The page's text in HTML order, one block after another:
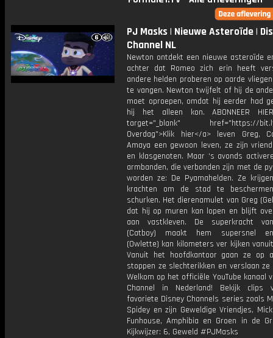
PJ Masks | Nieuwe Asteroïde |
Channel NL
Newton ontdekt een nieuwe asteroïde
achter dat Romeo zich erin heeft
andere helden proberen op aarde
te vangen. Newton twijfelt of hij de
moet oproepen, omdat hij eerder had
hij het alleen kon. ABONNEER
target="_blank" href="https://bit.ly/
Overdag">Klik hier</a> leven Greg,
Amaya een gewoon leven, ze zijn
en klasgenoten. Maar ‘s avonds
armbanden, die verbonden zijn met de
worden ze: De Pyamahelden. Ze
krachten om de stad te
schurken. Het dierenamulet van Greg
dat hij op muren kan lopen en blijft
aan vastkleven. De superkracht
(Catboy) maakt hem supersnel
(Owlette) kan kilometers ver kijken
Vanuit het hoofdkantoor gaan ze op
stoppen ze slechterikken en verslaan ze
Welkom op het officiële YouTube kanaal
Channel in Nederland! Bekijk clips
favoriete Disney Channels series zoals
Spidey en zijn Geweldige Vriendjes,
Funhouse, Amphibia en Groen in de
Kijkwijzer: 6, Geweld #PJMasks